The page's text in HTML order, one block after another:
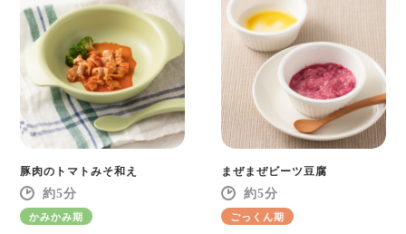
豚肉のトマトみそ和え
5
かみかみ期
まぜまぜビーツ豆腐
5
ごっくん期